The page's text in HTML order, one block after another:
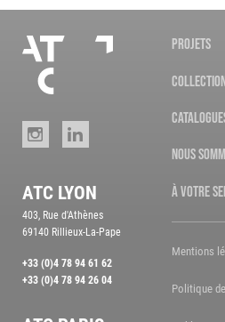
Instagram LinkedIn
Nos
agences
ATC LYON
403, Rue d'Athènes
69140 Rillieux-La-Pape
+33 (0)4 78 94 61 62
+33 (0)4 78 94 26 04
PROJETS
NOUS
À VOTRE
Mentions
Politique